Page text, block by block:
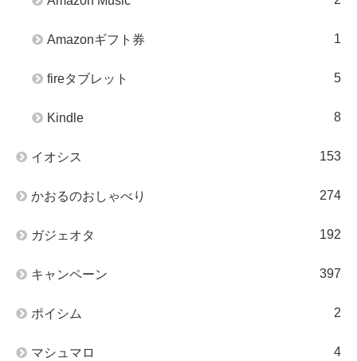
Amazonギフト券 1
fireタブレット 5
Kindle 8
イオシス 153
かおるのおしゃべり 274
ガジェオタ 192
キャンペーン 397
ポイシム 2
マシュマロ 4